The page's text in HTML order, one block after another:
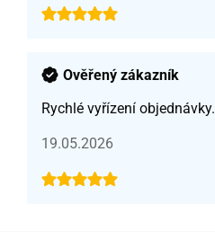
Ověřený zákazník
Rychlé vyřízení objednávky.
19.05.2026